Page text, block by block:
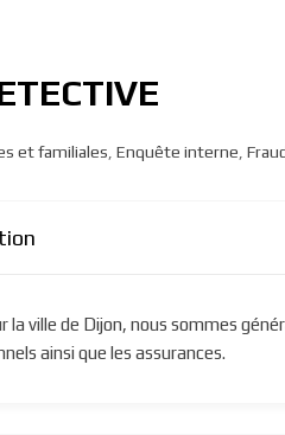
et familiales Enquête interne
la ville de Dijon, nous sommes
ainsi que les assurances.